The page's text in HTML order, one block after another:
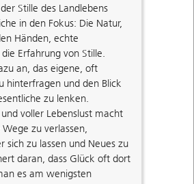
Stille des Landlebens
in den Fokus: Die Natur,
Händen, echte
Erfahrung von Stille.
an, das eigene, oft
hinterfragen und den Blick
zu lenken.
voller Lebenslust macht
zu verlassen,
sich zu lassen und Neues zu
daran, dass Glück oft dort
es am wenigsten